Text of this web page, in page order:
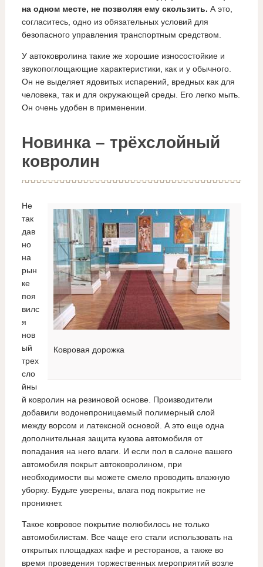
на одном месте, не позволяя ему скользить. А это,
согласитесь, одно из обязательных условий для
безопасного управления транспортным средством.
У автоковролина такие же хорошие износостойкие и
звукопоглощающие характеристики, как и у обычного.
Он не выделяет ядовитых испарений, вредных как для
человека, так и для окружающей среды. Его легко мыть.
Он очень удобен в применении.
Новинка – трёхслойный
ковролин
Ковровая дорожка
Не
так
дав
но
на
рын
ке
поя
вилс
я
нов
ый
трех
сло
йны
й ковролин на резиновой основе. Производители
добавили водонепроницаемый полимерный слой
между ворсом и латексной основой. А это еще одна
дополнительная защита кузова автомобиля от
попадания на него влаги. И если пол в салоне вашего
автомобиля покрыт автоковролином, при
необходимости вы можете смело проводить влажную
уборку. Будьте уверены, влага под покрытие не
проникнет.
Такое ковровое покрытие полюбилось не только
автомобилистам. Все чаще его стали использовать на
открытых площадках кафе и ресторанов, а также во
время проведения торжественных мероприятий возле